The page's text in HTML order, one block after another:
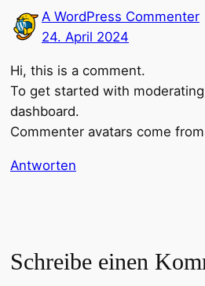
A WordPress Commenter
24. April 2024
Hi, this is a comment.
To get started with
dashboard.
Commenter avatars come from
Antworten
Schreibe einen